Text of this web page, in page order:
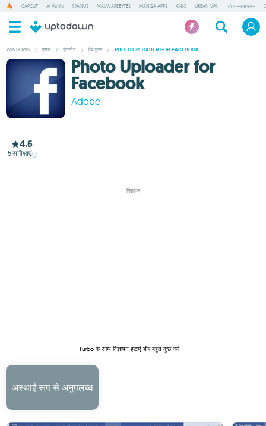
CAPCUT AI चैटबॉट MANUS MALWAREBYTES MANGA APPS ANKI URBAN VPN ओपन-सोर्स एप्पस
WINDOWS / एप्पस / इंटरनेट / वेब टूल्स / PHOTO UPLOADER FOR FACEBOOK
Photo Uploader for
Facebook
Adobe
4.6
5समीक्षाएं
विज्ञापन
Turbo के साथ विज्ञापन हटाएं और बहुत कुछ करें
अस्थाई रूप से अनुपलब्ध